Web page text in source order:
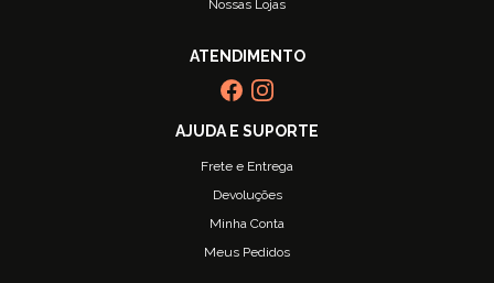
Nossas Lojas
Frete e Entrega
Devoluções
Minha Conta
Meus Pedidos